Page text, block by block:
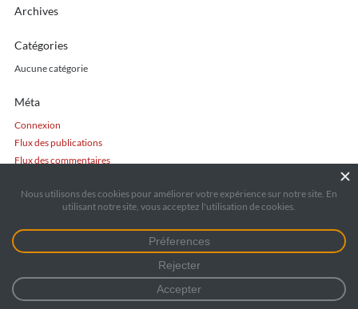
Archives
Catégories
Aucune catégorie
Méta
Connexion
Flux des publications
Flux des commentaires
Référence-magazine